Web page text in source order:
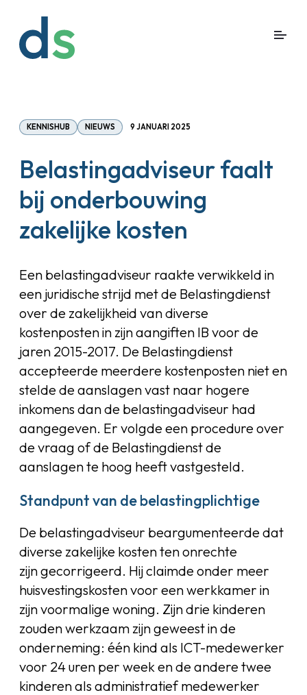
KENNISHUB NIEUWS 9 JANUARI 2025
Belastingadviseur faalt
bij onderbouwing
zakelijke kosten
Een belastingadviseur raakte verwikkeld in
een juridische strijd met de Belastingdienst
over de zakelijkheid van diverse
kostenposten in zijn aangiften IB voor de
jaren 2015-2017. De Belastingdienst
accepteerde meerdere kostenposten niet en
stelde de aanslagen vast naar hogere
inkomens dan de belastingadviseur had
aangegeven. Er volgde een procedure over
de vraag of de Belastingdienst de
aanslagen te hoog heeft vastgesteld.
Standpunt van de belastingplichtige
De belastingadviseur beargumenteerde dat
diverse zakelijke kosten ten onrechte
zijn gecorrigeerd. Hij claimde onder meer
huisvestingskosten voor een werkkamer in
zijn voormalige woning. Zijn drie kinderen
zouden werkzaam zijn geweest in de
onderneming: één kind als ICT-medewerker
voor 24 uren per week en de andere twee
kinderen als administratief medewerker